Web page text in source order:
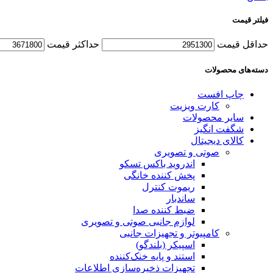
فیلتر قیمت
حداقل قیمت حداکثر قیمت
دسته‌های محصولات
چاپ افست
کارت ویزیت
سایر محصولات
شگفت انگیز
کالای دیجیتال
صوتی و تصویری
اندروید باکس تسکو
پخش کننده خانگی
ریموت کنترل
ساندبار
ضبط کننده صدا
لوازم جانبی صوتی و تصویری
کامپیوتر و تجهیزات جانبی
اسپیکر (بلندگو)
استند و پایه خنک‌کننده
تجهیزات ذخیره‌سازی اطلاعات